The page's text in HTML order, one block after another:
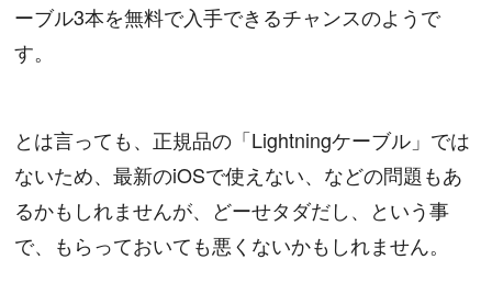
ーブル3本を無料で入手できるチャンスのようで
す。
とは言っても、正規品の「Lightningケーブル」では
ないため、最新のiOSで使えない、などの問題もあ
るかもしれませんが、どーせタダだし、という事
で、もらっておいても悪くないかもしれません。